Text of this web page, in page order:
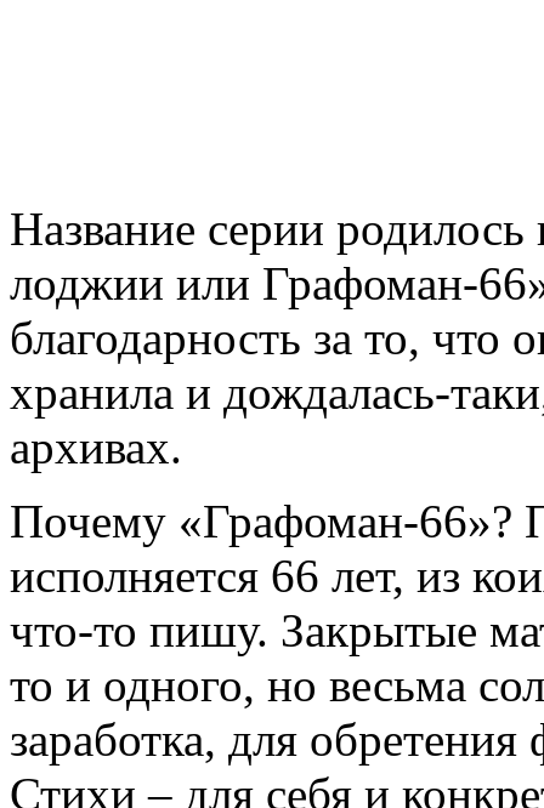
Название серии
лоджии или Графоман-
благодарность за то, что
хранила и дождалась-
архивах.
Почему «Графоман-66»?
исполняется 66 лет, из
что-то пишу. Закрытые
то и одного, но весьма
заработка, для
Стихи – для себя и